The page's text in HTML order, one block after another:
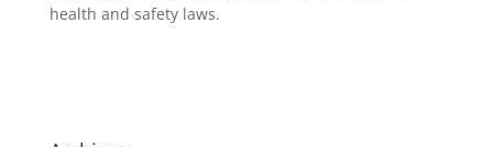
health and safety laws.